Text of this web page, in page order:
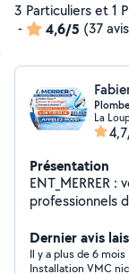
3 Particuliers et 1
-
4,6/5 (37
La
Présentation
ENT_MERRER
professionnels dans
Dernier avis
Il y a plus de 6 mois
Installation VMC